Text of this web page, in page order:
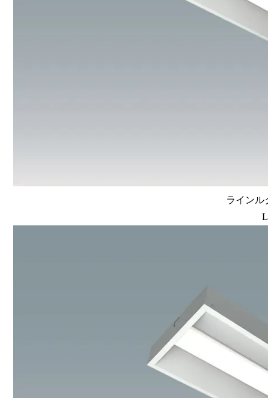
ラインル